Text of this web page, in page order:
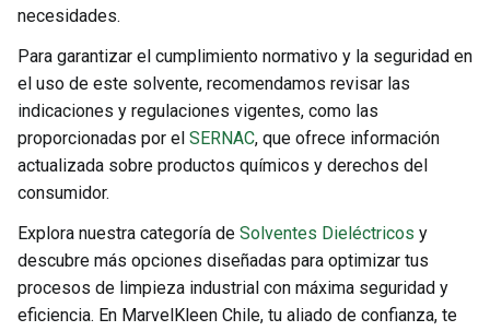
necesidades.
Para garantizar el cumplimiento normativo y la seguridad en
el uso de este solvente, recomendamos revisar las
indicaciones y regulaciones vigentes, como las
proporcionadas por el SERNAC, que ofrece información
actualizada sobre productos químicos y derechos del
consumidor.
Explora nuestra categoría de Solventes Dieléctricos y
descubre más opciones diseñadas para optimizar tus
procesos de limpieza industrial con máxima seguridad y
eficiencia. En MarvelKleen Chile, tu aliado de confianza, te